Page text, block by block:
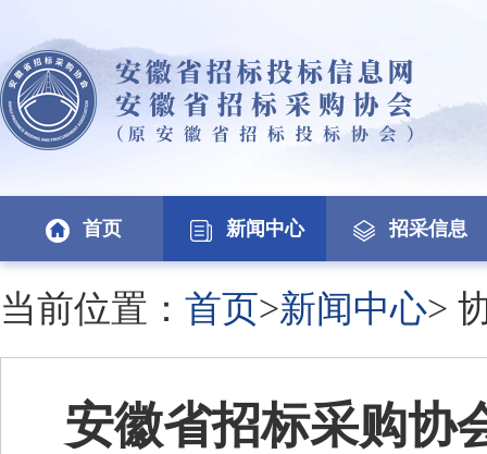
首页 新闻中心 招采信息
当前位置： 首页>新闻中心>
安徽省招标采购协